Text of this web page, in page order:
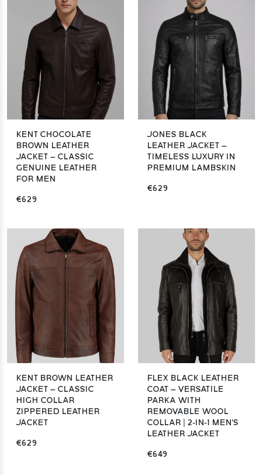
KENT CHOCOLATE
BROWN LEATHER
JACKET – CLASSIC
GENUINE LEATHER
FOR MEN
€629
JONES BLACK
LEATHER JACKET –
TIMELESS LUXURY IN
PREMIUM LAMBSKIN
€629
KENT BROWN LEATHER
JACKET – CLASSIC
HIGH COLLAR
ZIPPERED LEATHER
JACKET
€629
FLEX BLACK LEATHER
COAT – VERSATILE
PARKA WITH
REMOVABLE WOOL
COLLAR | 2-IN-1 MEN'S
LEATHER JACKET
€649